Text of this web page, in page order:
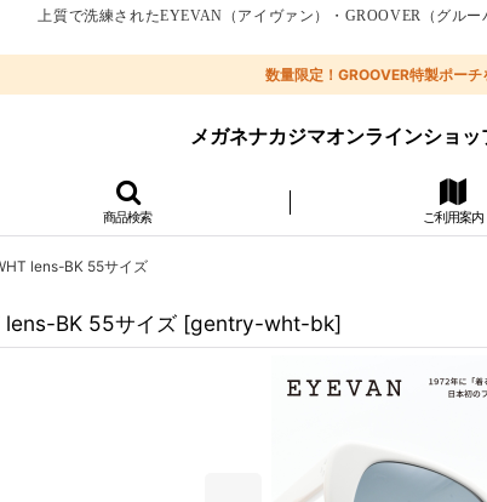
上質で洗練されたEYEVAN（アイヴァン）・GROOVER（グル
数量限定！GROOVER特製ポー
メガネナカジマオンラインショ
商品検索 ご利用案内
lens-BK 55サイズ
lens-BK 55サイズ [gentry-wht-bk]